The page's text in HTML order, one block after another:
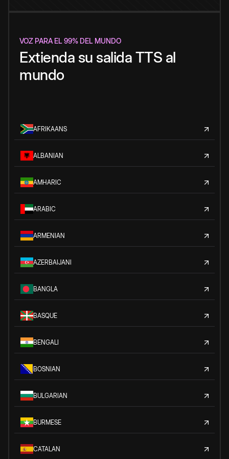
VOZ PARA EL 99% DEL MUNDO
Extienda su salida TTS al
mundo
AFRIKAANS
ALBANIAN
AMHARIC
ARABIC
ARMENIAN
AZERBAIJANI
BANGLA
BASQUE
BENGALI
BOSNIAN
BULGARIAN
BURMESE
CATALAN